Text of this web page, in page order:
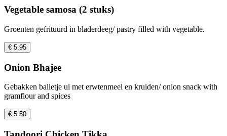
Vegetable samosa (2 stuks)
Groenten gefrituurd in bladerdeeg/ pastry filled with vegetable.
€ 5.95
Onion Bhajee
Gebakken balletje ui met erwtenmeel en kruiden/ onion snack with
gramflour and spices
€ 5.50